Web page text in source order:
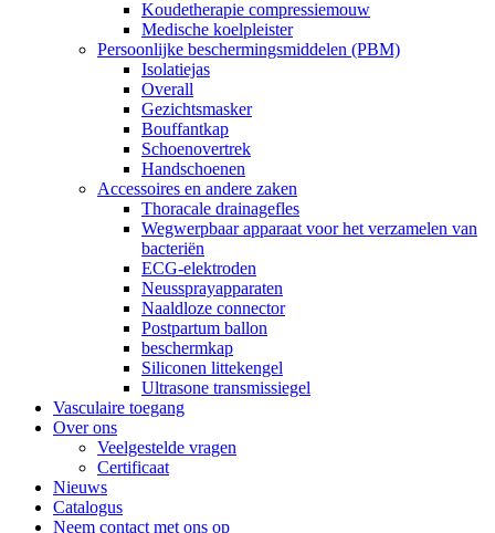
Koudetherapie compressiemouw
Medische koelpleister
Persoonlijke beschermingsmiddelen (PBM)
Isolatiejas
Overall
Gezichtsmasker
Bouffantkap
Schoenovertrek
Handschoenen
Accessoires en andere zaken
Thoracale drainagefles
Wegwerpbaar apparaat voor het verzamelen van
bacteriën
ECG-elektroden
Neussprayapparaten
Naaldloze connector
Postpartum ballon
beschermkap
Siliconen littekengel
Ultrasone transmissiegel
Vasculaire toegang
Over ons
Veelgestelde vragen
Certificaat
Nieuws
Catalogus
Neem contact met ons op